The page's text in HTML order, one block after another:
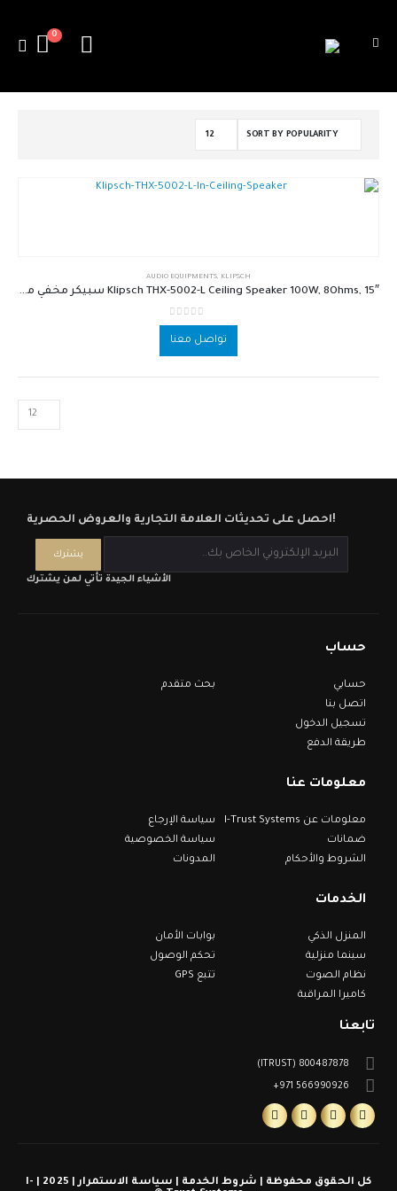
0
AUDIO EQUIPMENTS, KLIPSCH
Klipsch THX-5002-L Ceiling Speaker 100W, 8Ohms, 15″ سبيكر مخفي ماركة كليبس مع تويتر تايتانيوم
0
out of 5
تواصل معنا
احصل على تحديثات العلامة التجارية والعروض الحصرية!
الأشياء الجيدة تأتي لمن يشترك
حساب
حسابي
اتصل بنا
تسجيل الدخول
طريقة الدفع
بحث متقدم
معلومات عنا
معلومات عن I-Trust Systems
ضمانات
الشروط والأحكام
سياسة الإرجاع
سياسة الخصوصية
المدونات
الخدمات
المنزل الذكي
سينما منزلية
نظام الصوت
كاميرا المراقبة
بوابات الأمان
تحكم الوصول
تتبع GPS
تابعنا
800487878 (ITRUST)
566990926 971+
كل الحقوق محفوظة | شروط الخدمة | سياسة الاستمرار | 2025 | I-